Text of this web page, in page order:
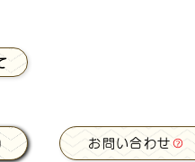
お問い合わせ